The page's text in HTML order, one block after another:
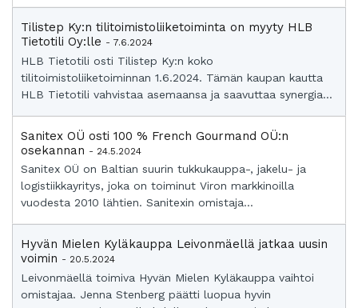
Tilistep Ky:n tilitoimistoliiketoiminta on myyty HLB
Tietotili Oy:lle - 7.6.2024
HLB Tietotili osti Tilistep Ky:n koko
tilitoimistoliiketoiminnan 1.6.2024. Tämän kaupan kautta
HLB Tietotili vahvistaa asemaansa ja saavuttaa synergia...
Sanitex OÜ osti 100 % French Gourmand OÜ:n
osekannan - 24.5.2024
Sanitex OÜ on Baltian suurin tukkukauppa-, jakelu- ja
logistiikkayritys, joka on toiminut Viron markkinoilla
vuodesta 2010 lähtien. Sanitexin omistaja...
Hyvän Mielen Kyläkauppa Leivonmäellä jatkaa uusin
voimin - 20.5.2024
Leivonmäellä toimiva Hyvän Mielen Kyläkauppa vaihtoi
omistajaa. Jenna Stenberg päätti luopua hyvin